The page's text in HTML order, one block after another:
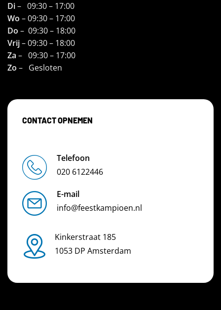
Di– 09:30 – 17:00
Wo – 09:30 – 17:00
Do – 09:30 – 18:00
Vrij– 09:30 – 18:00
Za – 09:30 – 17:00
Zo – Gesloten
CONTACT OPNEMEN
Telefoon
020 6122446
E-mail
info@feestkampioen.nl
Kinkerstraat 185
1053 DP Amsterdam